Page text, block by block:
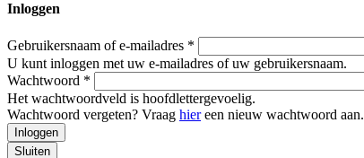
Inloggen
Gebruikersnaam of e-mailadres *
U kunt inloggen met uw e-mailadres of uw gebruikersnaam.
Wachtwoord *
Het wachtwoordveld is hoofdlettergevoelig.
Wachtwoord vergeten? Vraag hiereen nieuw wachtwoord aan.
Inloggen
Sluiten